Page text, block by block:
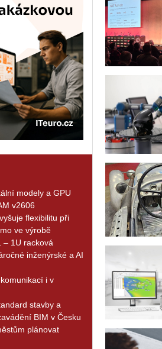
modely a GPU
v2606
flexibilitu při
ve výrobě
– 1U racková
inženýrské a AI
i v
stavby a
BIM v Česku
plánovat